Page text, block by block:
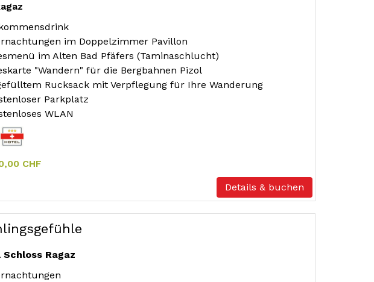
im Doppelzimmer Pavillon
im Alten Bad Pfäfers (Taminaschlucht)
"Wandern" für die Bergbahnen Pizol
Rucksack mit Verpflegung für Ihre Wanderung
Parkplatz
WLAN
CHF
Details & buchen
Schloss Ragaz